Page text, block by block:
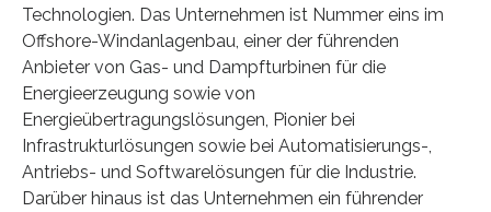
Technologien. Das Unternehmen ist Nummer eins im
Offshore-Windanlagenbau, einer der führenden
Anbieter von Gas- und Dampfturbinen für die
Energieerzeugung sowie von
Energieübertragungslösungen, Pionier bei
Infrastrukturlösungen sowie bei Automatisierungs-,
Antriebs- und Softwarelösungen für die Industrie.
Darüber hinaus ist das Unternehmen ein führender